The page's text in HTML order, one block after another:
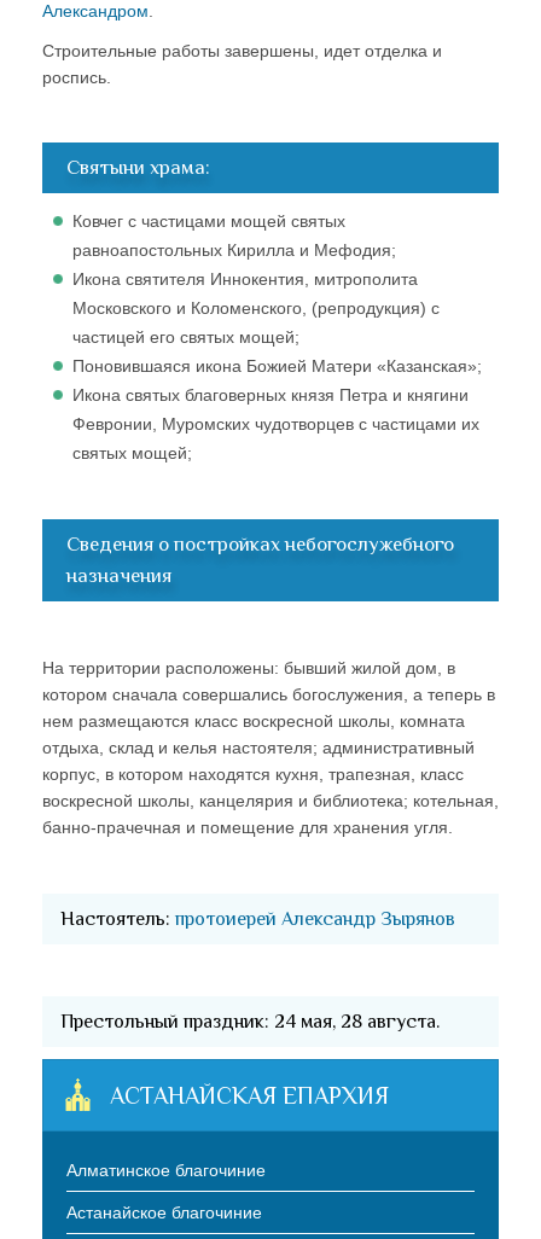
Александром.
Строительные работы завершены, идет отделка и
роспись.
Святыни храма:
Ковчег с частицами мощей святых
равноапостольных Кирилла и Мефодия;
Икона святителя Иннокентия, митрополита
Московского и Коломенского, (репродукция) с
частицей его святых мощей;
Поновившаяся икона Божией Матери «Казанская»;
Икона святых благоверных князя Петра и княгини
Февронии, Муромских чудотворцев с частицами их
святых мощей;
Сведения о постройках небогослужебного
назначения
На территории расположены: бывший жилой дом, в
котором сначала совершались богослужения, а теперь в
нем размещаются класс воскресной школы, комната
отдыха, склад и келья настоятеля; административный
корпус, в котором находятся кухня, трапезная, класс
воскресной школы, канцелярия и библиотека; котельная,
банно-прачечная и помещение для хранения угля.
Настоятель:протоиерей Александр Зырянов
Престольный праздник: 24 мая, 28 августа.
АСТАНАЙСКАЯ ЕПАРХИЯ
Алматинское благочиние
Астанайское благочиние